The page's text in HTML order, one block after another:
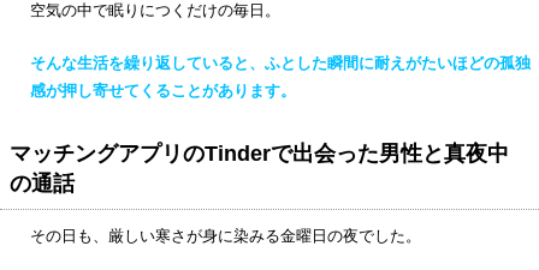
空気の中で眠りにつくだけの毎日。
そんな生活を繰り返していると、ふとした瞬間に耐えがたいほどの孤独
感が押し寄せてくることがあります。
マッチングアプリのTinderで出会った男性と真夜中
の通話
その日も、厳しい寒さが身に染みる金曜日の夜でした。